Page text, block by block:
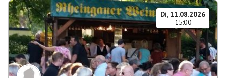
Di, 11.08.2026
15:00